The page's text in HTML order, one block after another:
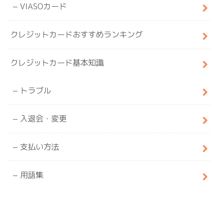
VIASOカード
クレジットカードおすすめランキング
クレジットカード基本知識
トラブル
入退会・変更
支払い方法
用語集